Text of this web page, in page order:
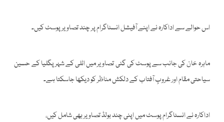
اس حوالے سے اداکارہ نے اپنے آفیشل انسٹاگرام پر چند تصاویر پوسٹ کیں۔
ماہرہ خان کی جانب سے پوسٹ کی گئی تصاویر میں اٹلی کے شہر پگلیا کے حسین
سیاحتی مقام اور غروبِ آفتاب کے دلکش مناظر کو دیکھا جاسکتا ہے۔
اداکارہ نے انسٹاگرام پوسٹ میں اپنی چند بولڈ تصاویر بھی شامل کیں،